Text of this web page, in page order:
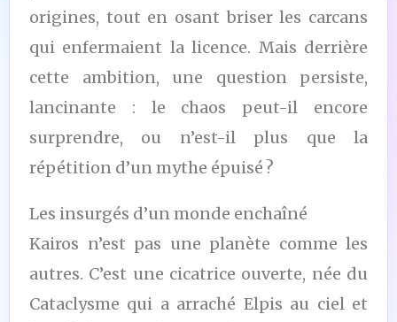
origines, tout en osant briser les carcans
qui enfermaient la licence. Mais derrière
cette ambition, une question persiste,
lancinante : le chaos peut-il encore
surprendre, ou n’est-il plus que la
répétition d’un mythe épuisé ?
Les insurgés d’un monde enchaîné
Kairos n’est pas une planète comme les
autres. C’est une cicatrice ouverte, née du
Cataclysme qui a arraché Elpis au ciel et